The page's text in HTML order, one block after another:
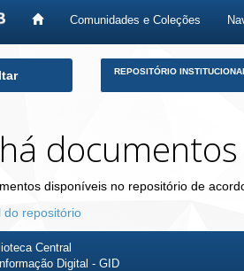
Comunidades e Coleções
REPOSITÓRIO
documentos
disponíveis no repositório de
do repositório
Central
Digital - GID